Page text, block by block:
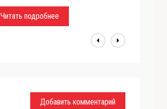
Читать подробнее
Добавить комментарий